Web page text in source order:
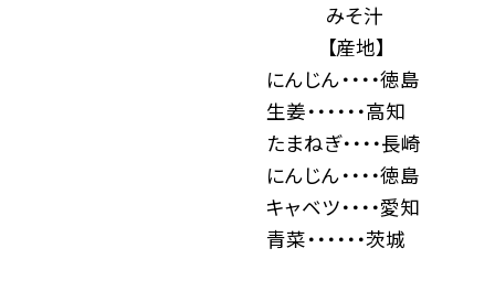
みそ汁
【産地】
にんじん・・・・徳島
生姜・・・・・・高知
たまねぎ・・・・長崎
にんじん・・・・徳島
キャベツ・・・・愛知
青菜・・・・・・茨城